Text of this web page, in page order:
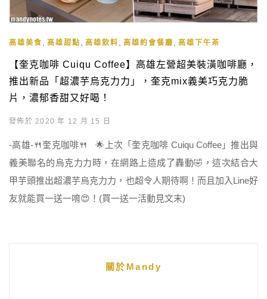
高雄美食 高雄甜點 高雄飲料 高雄約會餐廳 高雄下午茶
【奎克咖啡 Cuiqu Coffee】高雄左營超美裝潢咖啡廳，
推出新品「超濃芋烏克力力」，奎克mix義美巧克力脆
片，濃郁香甜又好喝！
發佈於 2020 年 12 月 15 日
-高雄-🍴奎克咖啡🍴 🌟上次「奎克咖啡 Cuiqu Coffee」推出與
義美聯名的烏克力力時，在網路上造成了轟動🤣，這次結合大
甲芋頭推出超濃芋烏克力力，也超令人期待啊！而且加入Line好
友就能買一送一唷😍！(買一送一活動見文末)
關於Mandy